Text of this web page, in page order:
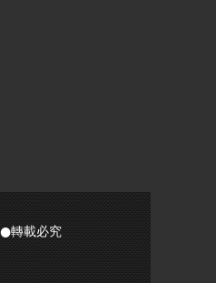
轉載必究